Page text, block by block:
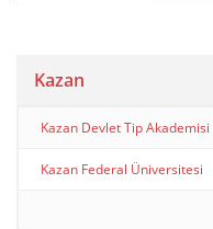
Kazan
Kazan Devlet Tip Akademisi
Kazan Federal Üniversitesi